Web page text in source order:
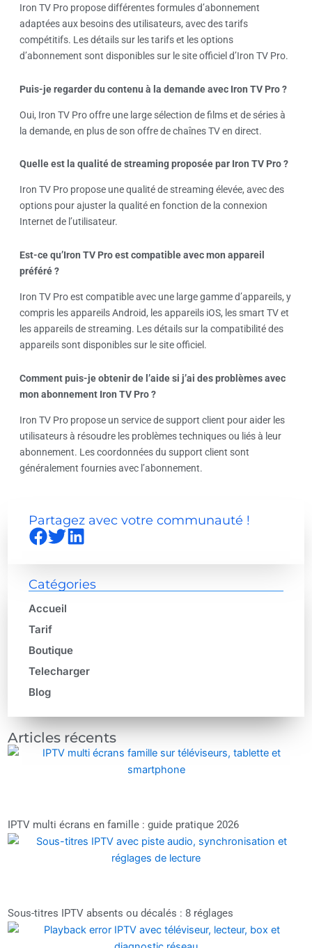
Iron TV Pro propose différentes formules d’abonnement
adaptées aux besoins des utilisateurs, avec des tarifs
compétitifs. Les détails sur les tarifs et les options
d’abonnement sont disponibles sur le site officiel d’Iron TV Pro.
Puis-je regarder du contenu à la demande avec Iron TV Pro ?
Oui, Iron TV Pro offre une large sélection de films et de séries à
la demande, en plus de son offre de chaînes TV en direct.
Quelle est la qualité de streaming proposée par Iron TV Pro ?
Iron TV Pro propose une qualité de streaming élevée, avec des
options pour ajuster la qualité en fonction de la connexion
Internet de l’utilisateur.
Est-ce qu’Iron TV Pro est compatible avec mon appareil
préféré ?
Iron TV Pro est compatible avec une large gamme d’appareils, y
compris les appareils Android, les appareils iOS, les smart TV et
les appareils de streaming. Les détails sur la compatibilité des
appareils sont disponibles sur le site officiel.
Comment puis-je obtenir de l’aide si j’ai des problèmes avec
mon abonnement Iron TV Pro ?
Iron TV Pro propose un service de support client pour aider les
utilisateurs à résoudre les problèmes techniques ou liés à leur
abonnement. Les coordonnées du support client sont
généralement fournies avec l’abonnement.
Partagez avec votre communauté !
Catégories
Accueil
Tarif
Boutique
Telecharger
Blog
Articles récents
IPTV multi écrans en famille : guide pratique 2026
Sous-titres IPTV absents ou décalés : 8 réglages